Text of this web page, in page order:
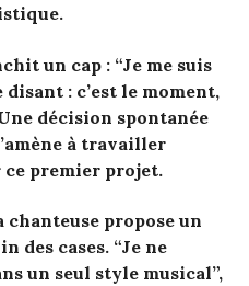
un cap : “Je me suis
: c’est le moment,
décision spontanée
à travailler
ce premier projet.
chanteuse propose un
des cases. “Je ne
un seul style musical”,